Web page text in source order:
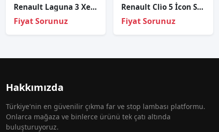
Renault Laguna 3 Xenon Beyni Sıfır Ithal
Fiyat Sorunuz
Renault Cli̇o 5 İcon Sağ Far Sökme Orj
Fiyat Sorunuz
Hakkımızda
Türkiye'nin en güvenilir çıkma far ve stop lambası platformu.
Onlarca mağaza ve binlerce ürünü tek çatı altında
buluşturuyoruz.